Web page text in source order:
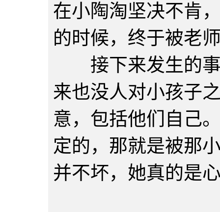
在小陶淘坚决不肯
的时候，终于被老
接下来发生的事
来也没人对小孩子
意，包括他们自己
定的，那就是被那
并不坏，她真的是